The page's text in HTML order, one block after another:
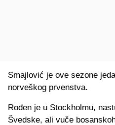
Smajlović je ove sezone
norveškog prvenstva.
Rođen je u Stockholmu,
Švedske, ali vuče